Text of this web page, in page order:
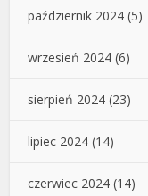
październik 2024 (5)
wrzesień 2024 (6)
sierpień 2024 (23)
lipiec 2024 (14)
czerwiec 2024 (14)